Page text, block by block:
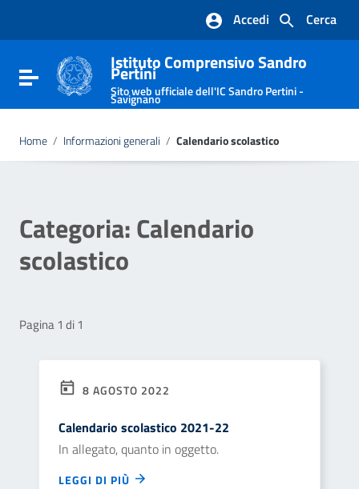
Vai al footer
Cerca
Accedi
Attiva / disattiva la navigazione
Istituto Comprensivo Sandro
Pertini
Sito web ufficiale dell'IC Sandro Pertini -
Savignano
Home / Informazioni generali / Calendario scolastico
Categoria:Calendario
scolastico
Pagina 1 di 1
8 AGOSTO 2022
Calendario scolastico 2021-22
In allegato, quanto in oggetto.
LEGGI DI PIÙ